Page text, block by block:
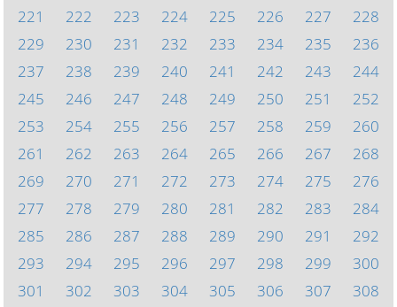
221
222 223 224 225 226 227
228
229
230 231 232 233 234 235
236
237
238 239 240 241 242 243
244
245
246 247 248 249 250 251
252
253
254 255 256 257 258 259
260
261
262 263 264 265 266 267
268
269
270 271 272 273 274 275
276
277
278 279 280 281 282 283
284
285
286 287 288 289 290 291
292
293
294 295 296 297 298 299
300
301
302 303 304 305 306 307
308